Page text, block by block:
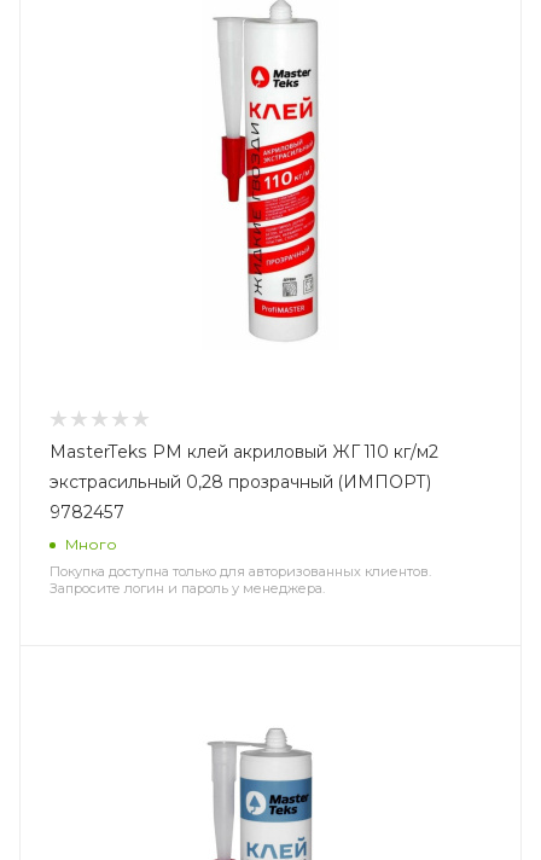
MasterTeks PM клей акриловый ЖГ 110 кг/м2
экстрасильный 0,28 прозрачный (ИМПОРТ)
9782457
Много
Покупка доступна только для авторизованных клиентов.
Запросите логин и пароль у менеджера.